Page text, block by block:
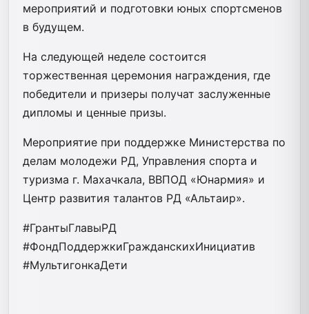
мероприятий и подготовки юных спортсменов
в будущем.
На следующей неделе состоится
торжественная церемония награждения, где
победители и призеры получат заслуженные
дипломы и ценные призы.
Мероприятие при поддержке Министерства по
делам молодежи РД, Управления спорта и
туризма г. Махачкала, ВВПОД «Юнармия» и
Центр развития талантов РД «Альтаир».
#ГрантыГлавыРД
#ФондПоддержкиГражданскихИнициатив
#МультигонкаДети